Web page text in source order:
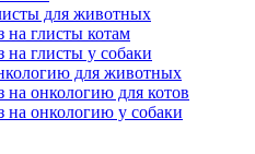
для животных
на глисты котам
на глисты у собаки
для животных
на онкологию для котов
на онкологию у собаки